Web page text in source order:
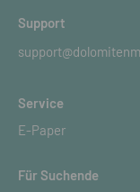
Support
Service
E-Paper
Für Suchende